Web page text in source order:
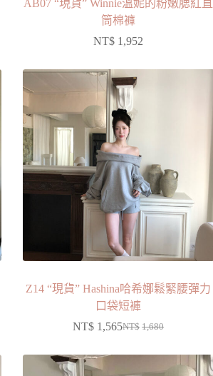
AB07 “現貨” Winnie溫妮的粉嫩腮紅直
筒棉褲
NT$ 1,952
Z14 “現貨” Hashina哈希娜鬆緊腰彈力
口袋短褲
NT$ 1,680
NT$ 1,565